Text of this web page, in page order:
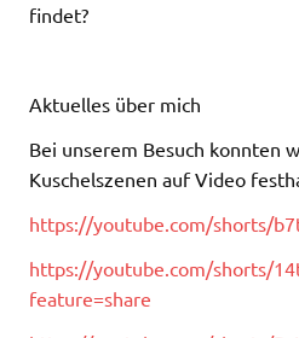
findet?
Aktuelles über mich
Bei unserem Besuch konnten
Kuschelszenen auf Video
https://youtube.com/shorts/
https://youtube.com/shorts/
feature=share